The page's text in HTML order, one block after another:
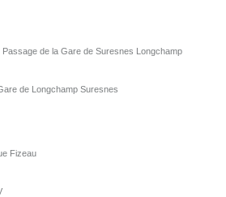
de la Gare de Suresnes Longchamp
de Longchamp Suresnes
Fizeau